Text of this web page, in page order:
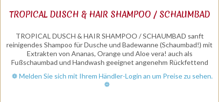
TROPICAL DUSCH & HAIR SHAMPOO / SCHAUMBAD
TROPICAL DUSCH & HAIR SHAMPOO / SCHAUMBAD sanft
reinigendes Shampoo für Dusche und Badewanne (Schaumbad!) mit
Extrakten von Ananas, Orange und Aloe vera! auch als
Fußschaumbad und Handwash geeignet angenehm Rückfettend
❁ Melden Sie sich mit Ihrem Händler-Login an um Preise zu sehen.
❁